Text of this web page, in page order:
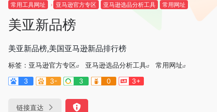
常用工具网址 亚马逊官方专区 亚马逊选品分析工具 常用网址
美亚新品榜
美亚新品榜,美国亚马逊新品排行榜
标签： 亚马逊官方专区 亚马逊选品分析工具
常用网址
3
3- 3 0 3+
链接直达